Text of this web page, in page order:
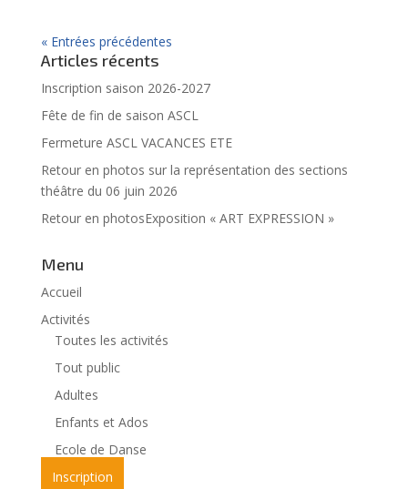
« Entrées précédentes
Articles récents
Inscription saison 2026-2027
Fête de fin de saison ASCL
Fermeture ASCL VACANCES ETE
Retour en photos sur la représentation des sections
théâtre du 06 juin 2026
Retour en photosExposition « ART EXPRESSION »
Menu
Accueil
Activités
Toutes les activités
Tout public
Adultes
Enfants et Ados
Ecole de Danse
Inscription